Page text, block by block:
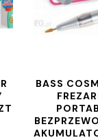
BASS